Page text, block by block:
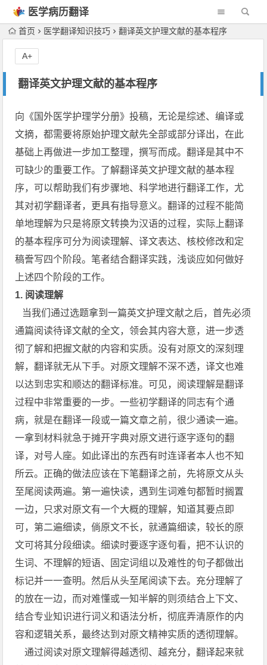
医学病历翻译
机构
首页 医学翻译知识技巧 翻译英文护理文献的基本程序
翻译英文护理文献的基本程序
A+
向《国外医学护理学分册》投稿，无论是综述、编译或
文摘，都需要将原始护理文献先全部或部分译出，在此
基础上再做进一步加工整理，撰写而成。翻译是其中不
可缺少的重要工作。了解翻译英文护理文献的基本程
序，可以帮助我们有步骤地、科学地进行翻译工作，尤
其对初学翻译者，更具有指导意义。翻译的过程不能简
单地理解为只是将原文转换为汉语的过程，实际上翻译
的基本程序可分为阅读理解、译文表达、核校修改和定
稿誊写四个阶段。笔者结合翻译实践，浅谈应如何做好
上述四个阶段的工作。
1. 阅读理解
当我们通过选题拿到一篇英文护理文献之后，首先必须
通篇阅读待译文献的全文，领会其内容大意，进一步透
彻了解和把握文献的内容和实质。没有对原文的深刻理
解，翻译就无从下手。对原文理解不深不透，译文也难
以达到忠实和顺达的翻译标准。可见，阅读理解是翻译
过程中非常重要的一步。一些初学翻译的同志有个通
病，就是在翻译一段或一篇文章之前，很少通读一遍。
一拿到材料就急于摊开字典对原文进行逐字逐句的翻
译，对号人座。如此译出的东西有时连译者本人也不知
所云。正确的做法应该在下笔翻译之前，先将原文从头
至尾阅读两遍。第一遍快读，遇到生词难句都暂时搁置
一边，只求对原文有一个大概的理解，知道其要点即
可，第二遍细读，倘原文不长，就通篇细读，较长的原
文可将其分段细读。细读时要逐字逐句看，把不认识的
生词、不理解的短语、固定词组以及难性的句子都做出
标记并一一查明。然后从头至尾阅读下去。充分理解了
的放在一边，而对难懂或一知半解的则须结合上下文、
结合专业知识进行词义和语法分析，彻底弄清原作的内
容和逻辑关系，最终达到对原文精神实质的透彻理解。
通过阅读对原文理解得越透彻、越充分，翻译起来就